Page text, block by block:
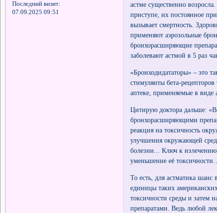
Последний визит:
07.09.2025 09:51
астме существенно
приступе, их постоянное
вызывает смертность.
применяют аэрозольные
бронхорасширяющие
заболевают астмой в 5 раз
«Бронходидататоры» – это
стимулянты бета-
аптеке, применяемые в виде
Цитирую доктора дальше:
бронхорасширяющими
реакция на токсичность
улучшения окружающей
болезни... Ключ к
уменьшение её
То есть, для астматика
единицы таких
токсичности среды и затем
препаратами. Ведь любой